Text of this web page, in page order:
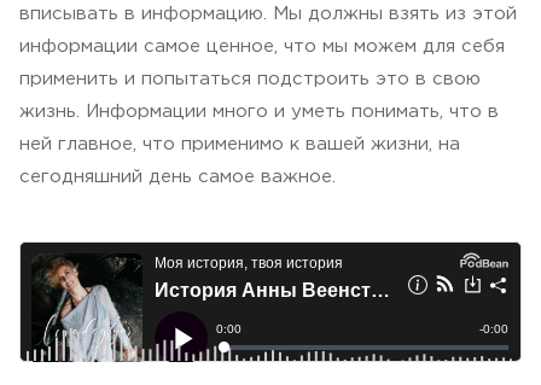
вписывать в информацию. Мы должны взять из этой
информации самое ценное, что мы можем для себя
применить и попытаться подстроить это в свою
жизнь. Информации много и уметь понимать, что в
ней главное, что применимо к вашей жизни, на
сегодняшний день самое важное.